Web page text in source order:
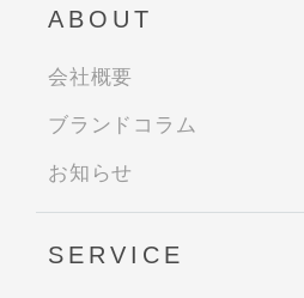
ABOUT
会社概要
ブランドコラム
お知らせ
SERVICE